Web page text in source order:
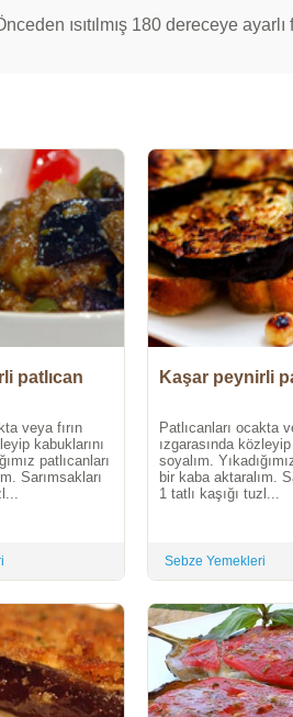
ısıtılmış 180 dereceye
patlıcan
veya fırın
kabuklarını
patlıcanları
Sarımsakları
Kaşar peynirli
Patlıcanları ocakta
ızgarasında közleyip
soyalım.
bir kaba aktaralım.
1 tatlı kaşığı tuzl...
Sebze Yemekleri